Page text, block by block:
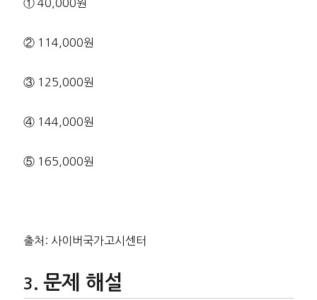
① 40,000원
② 114,000원
③ 125,000원
④ 144,000원
⑤ 165,000원
출처: 사이버국가고시센터
문제 해설